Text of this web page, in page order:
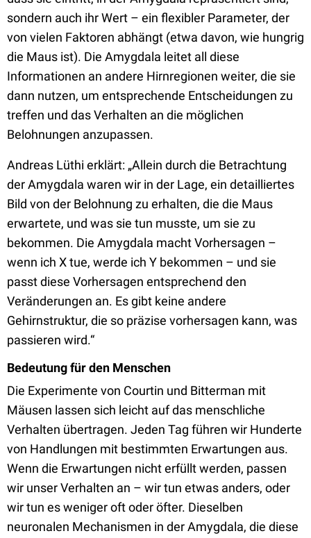
sondern auch ihr Wert – ein flexibler Parameter, der
von vielen Faktoren abhängt (etwa davon, wie hungrig
die Maus ist). Die Amygdala leitet all diese
Informationen an andere Hirnregionen weiter, die sie
dann nutzen, um entsprechende Entscheidungen zu
treffen und das Verhalten an die möglichen
Belohnungen anzupassen.
Andreas Lüthi erklärt: „Allein durch die Betrachtung
der Amygdala waren wir in der Lage, ein detailliertes
Bild von der Belohnung zu erhalten, die die Maus
erwartete, und was sie tun musste, um sie zu
bekommen. Die Amygdala macht Vorhersagen –
wenn ich X tue, werde ich Y bekommen – und sie
passt diese Vorhersagen entsprechend den
Veränderungen an. Es gibt keine andere
Gehirnstruktur, die so präzise vorhersagen kann, was
passieren wird.“
Bedeutung für den Menschen
Die Experimente von Courtin und Bitterman mit
Mäusen lassen sich leicht auf das menschliche
Verhalten übertragen. Jeden Tag führen wir Hunderte
von Handlungen mit bestimmten Erwartungen aus.
Wenn die Erwartungen nicht erfüllt werden, passen
wir unser Verhalten an – wir tun etwas anders, oder
wir tun es weniger oft oder öfter. Dieselben
neuronalen Mechanismen in der Amygdala, die diese